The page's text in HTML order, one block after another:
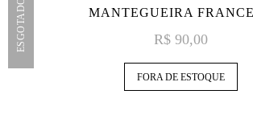
ESGOTADO MANTEGUEIRA
R$ 90,00
FORA DE ESTOQUE